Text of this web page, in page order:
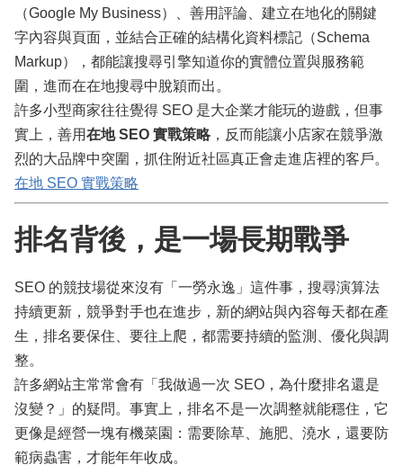
（Google My Business）、善用評論、建立在地化的關鍵
字內容與頁面，並結合正確的結構化資料標記（Schema
Markup），都能讓搜尋引擎知道你的實體位置與服務範
圍，進而在在地搜尋中脫穎而出。
許多小型商家往往覺得 SEO 是大企業才能玩的遊戲，但事
實上，善用在地 SEO 實戰策略，反而能讓小店家在競爭激
烈的大品牌中突圍，抓住附近社區真正會走進店裡的客戶。
在地 SEO 實戰策略
排名背後，是一場長期戰爭
SEO 的競技場從來沒有「一勞永逸」這件事，搜尋演算法
持續更新，競爭對手也在進步，新的網站與內容每天都在產
生，排名要保住、要往上爬，都需要持續的監測、優化與調
整。
許多網站主常常會有「我做過一次 SEO，為什麼排名還是
沒變？」的疑問。事實上，排名不是一次調整就能穩住，它
更像是經營一塊有機菜園：需要除草、施肥、澆水，還要防
範病蟲害，才能年年收成。